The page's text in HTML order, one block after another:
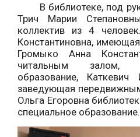
В библиотеке, под
Трич Марии
коллектив из 4
Константиновна,
Громыко Анна
читальным залом,
образование, Каткевич
заведующая
Ольга Егоровна
специальное образование.